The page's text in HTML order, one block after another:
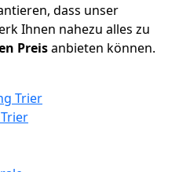
dass unser
Ihnen nahezu alles zu
Preisanbieten können.
Trier